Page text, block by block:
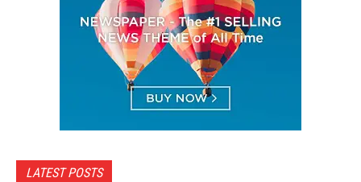
LATEST POSTS